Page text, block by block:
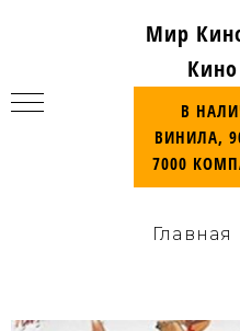
Мир
В
ВИНИЛА,
7000
Главная